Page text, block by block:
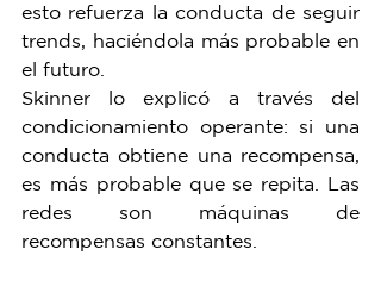
esto refuerza la conducta de seguir
trends, haciéndola más probable en
el futuro.
Skinner lo explicó a través del
condicionamiento operante: si una
conducta obtiene una recompensa,
es más probable que se repita. Las
redes son máquinas de
recompensas constantes.